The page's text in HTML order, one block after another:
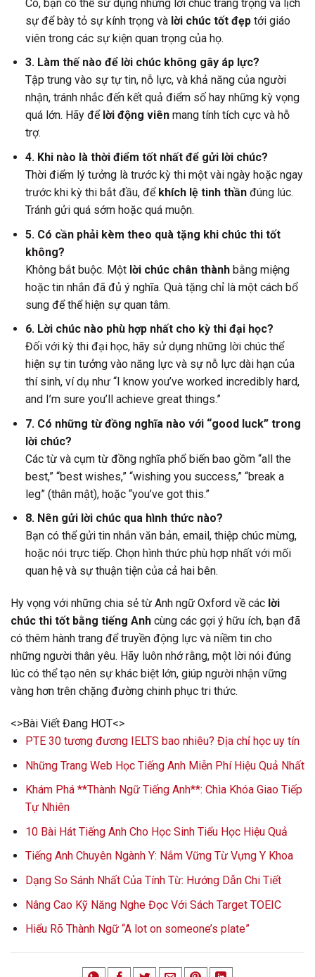
Có, bạn có thể sử dụng những lời chúc trang trọng và lịch
sự để bày tỏ sự kính trọng và lời chúc tốt đẹptới giáo
viên trong các sự kiện quan trọng của họ.
3. Làm thế nào để lời chúc không gây áp lực?
Tập trung vào sự tự tin, nỗ lực, và khả năng của người
nhận, tránh nhắc đến kết quả điểm số hay những kỳ vọng
quá lớn. Hãy để lời động viênmang tính tích cực và hỗ
trợ.
4. Khi nào là thời điểm tốt nhất để gửi lời chúc?
Thời điểm lý tưởng là trước kỳ thi một vài ngày hoặc ngay
trước khi kỳ thi bắt đầu, để khích lệ tinh thầnđúng lúc.
Tránh gửi quá sớm hoặc quá muộn.
5. Có cần phải kèm theo quà tặng khi chúc thi tốt
không?
Không bắt buộc. Một lời chúc chân thànhbằng miệng
hoặc tin nhắn đã đủ ý nghĩa. Quà tặng chỉ là một cách bổ
sung để thể hiện sự quan tâm.
6. Lời chúc nào phù hợp nhất cho kỳ thi đại học?
Đối với kỳ thi đại học, hãy sử dụng những lời chúc thể
hiện sự tin tưởng vào năng lực và sự nỗ lực dài hạn của
thí sinh, ví dụ như “I know you’ve worked incredibly hard,
and I’m sure you’ll achieve great things.”
7. Có những từ đồng nghĩa nào với “good luck” trong
lời chúc?
Các từ và cụm từ đồng nghĩa phổ biến bao gồm “all the
best,” “best wishes,” “wishing you success,” “break a
leg” (thân mật), hoặc “you’ve got this.”
8. Nên gửi lời chúc qua hình thức nào?
Bạn có thể gửi tin nhắn văn bản, email, thiệp chúc mừng,
hoặc nói trực tiếp. Chọn hình thức phù hợp nhất với mối
quan hệ và sự thuận tiện của cả hai bên.
Hy vọng với những chia sẻ từ Anh ngữ Oxford về các lời
chúc thi tốt bằng tiếng Anh cùng các gợi ý hữu ích, bạn đã
có thêm hành trang để truyền động lực và niềm tin cho
những người thân yêu. Hãy luôn nhớ rằng, một lời nói đúng
lúc có thể tạo nên sự khác biệt lớn, giúp người nhận vững
vàng hơn trên chặng đường chinh phục tri thức.
<>Bài Viết Đang HOT<>
PTE 30 tương đương IELTS bao nhiêu? Địa chỉ học uy tín
Những Trang Web Học Tiếng Anh Miễn Phí Hiệu Quả Nhất
Khám Phá **Thành Ngữ Tiếng Anh**: Chìa Khóa Giao Tiếp
Tự Nhiên
10 Bài Hát Tiếng Anh Cho Học Sinh Tiểu Học Hiệu Quả
Tiếng Anh Chuyên Ngành Y: Nắm Vững Từ Vựng Y Khoa
Dạng So Sánh Nhất Của Tính Từ: Hướng Dẫn Chi Tiết
Nâng Cao Kỹ Năng Nghe Đọc Với Sách Target TOEIC
Hiểu Rõ Thành Ngữ “A lot on someone’s plate”